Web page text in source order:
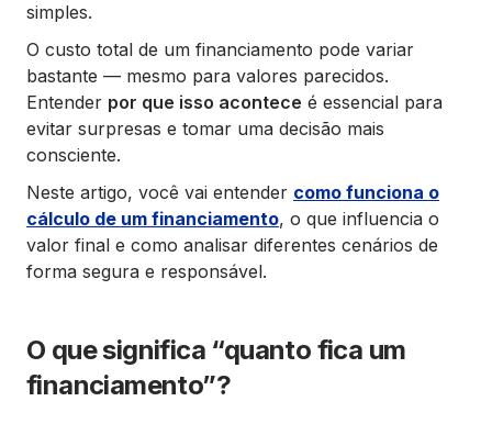
simples.
O custo total de um financiamento pode variar
bastante — mesmo para valores parecidos.
Entender por que isso acontece é essencial para
evitar surpresas e tomar uma decisão mais
consciente.
Neste artigo, você vai entender como funciona o
cálculo de um financiamento, o que influencia o
valor final e como analisar diferentes cenários de
forma segura e responsável.
O que significa “quanto fica um
financiamento”?